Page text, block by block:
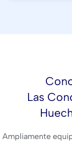
Las
Ampliamente